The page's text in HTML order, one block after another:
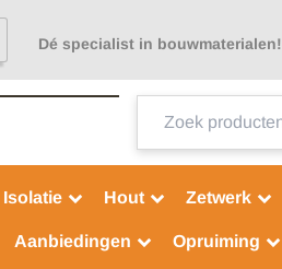
Dé specialist in bouwmaterialen!
naar:
Isolatie Hout Zetwerk
Aanbiedingen Opruiming